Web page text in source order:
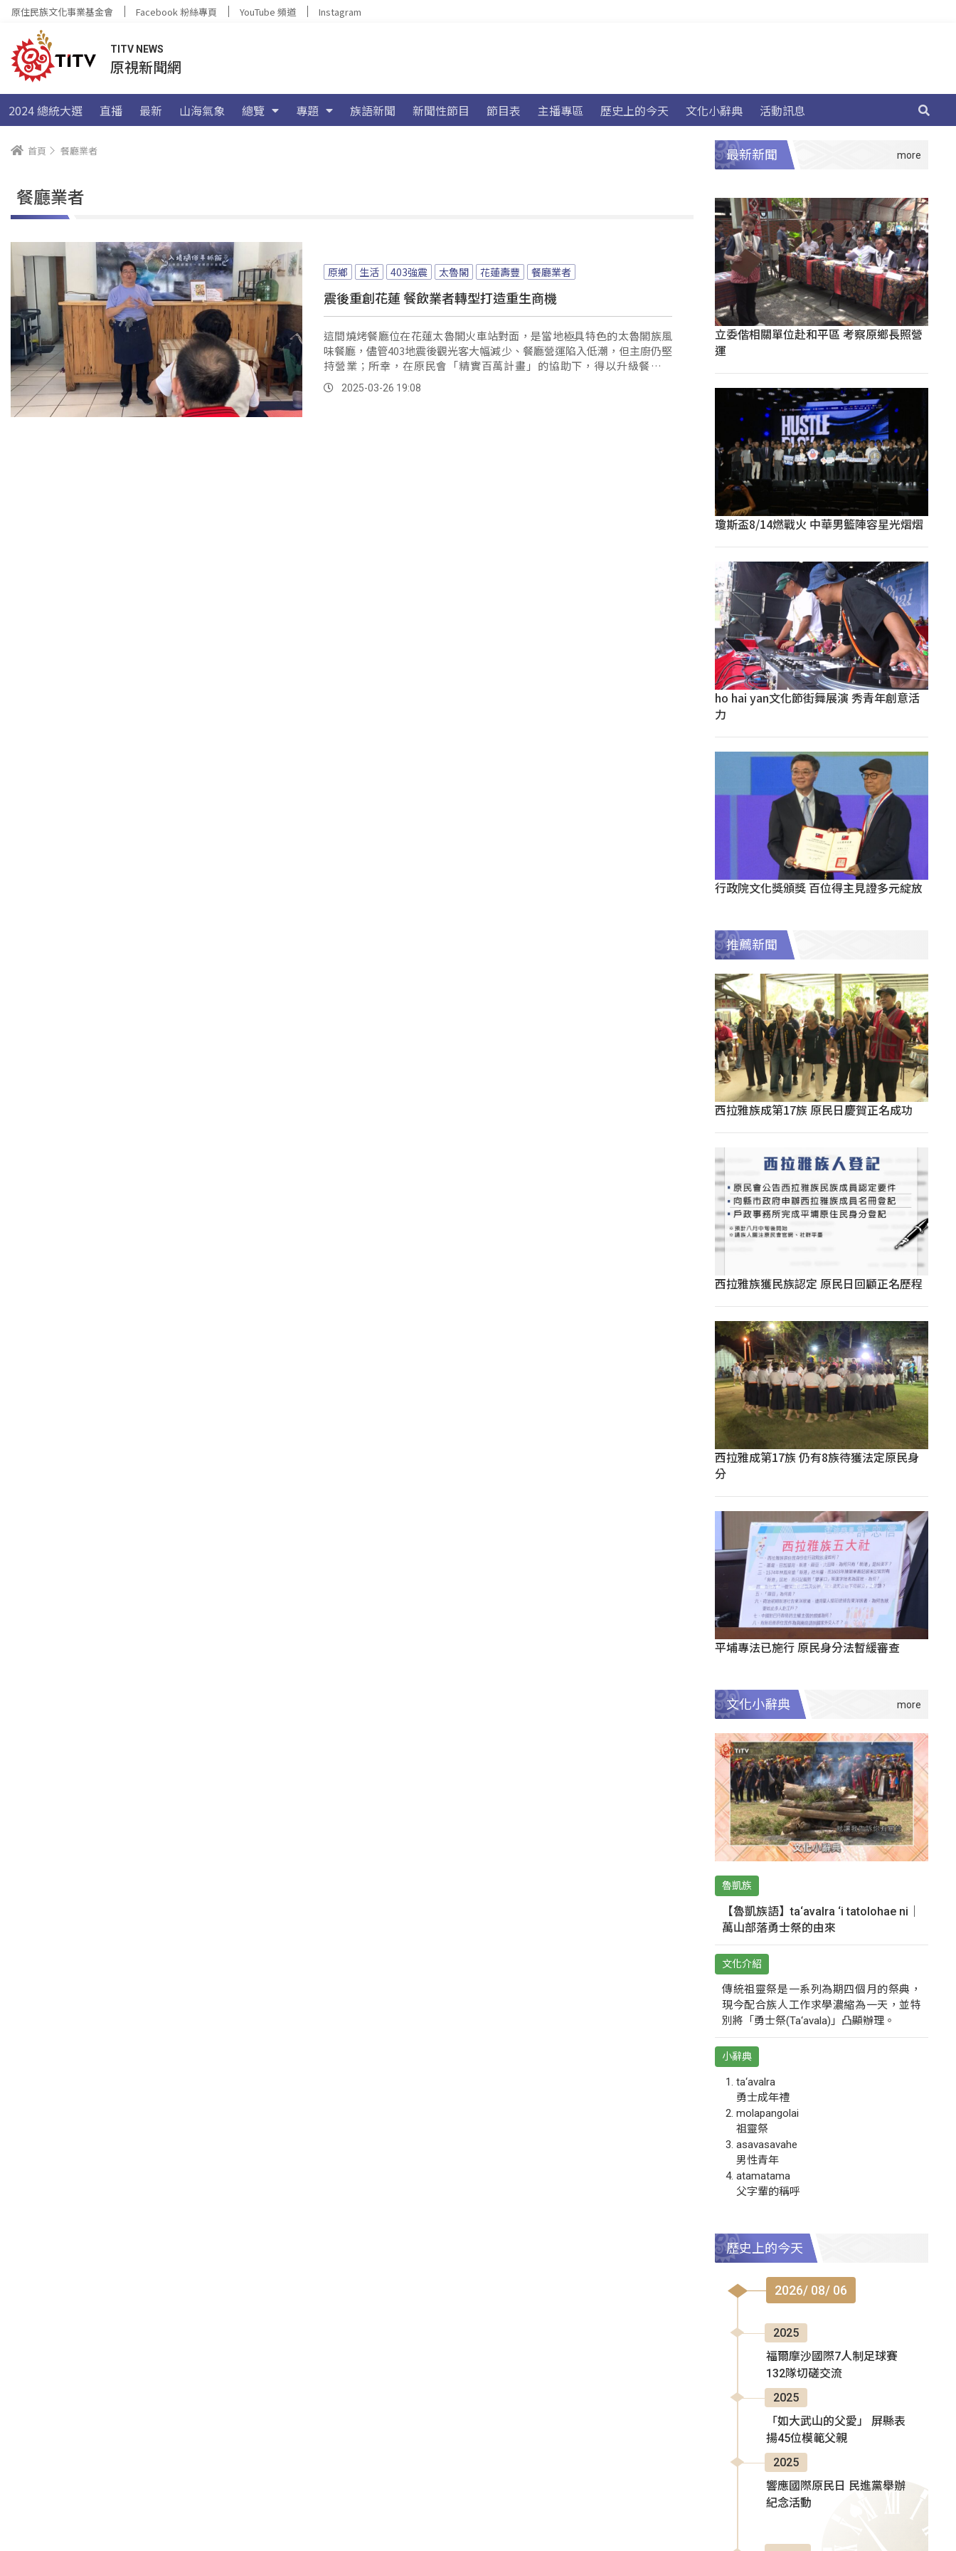
原住民族文化事業基金會 Facebook 粉絲專頁 YouTube 頻道 Instagram
TITV NEWS
原視新聞網
2024 總統大選 直播 最新 山海氣象 總覽 專題 族語新聞 新聞性節目 節目表 主播專區 歷史上的今天 文化小辭典 活動訊息
首頁 餐廳業者
餐廳業者
原鄉 生活 403強震 太魯閣 花蓮壽豐 餐廳業者
震後重創花蓮 餐飲業者轉型打造重生商機
這間燒烤餐廳位在花蓮太魯閣火車站對面，是當地極具特色的太魯閣族風
味餐廳，儘管403地震後觀光客大幅減少、餐廳營運陷入低潮，但主廚仍堅
持營業；所幸，在原民會「精實百萬計畫」的協助下，得以升級餐廳設
備、並投入料理研發。
2025-03-26 19:08
最新新聞
立委偕相關單位赴和平區 考察原鄉長照營
運
瓊斯盃8/14燃戰火 中華男籃陣容星光熠熠
ho hai yan文化節街舞展演 秀青年創意活
力
行政院文化獎頒獎 百位得主見證多元綻放
推薦新聞
西拉雅族成第17族 原民日慶賀正名成功
西拉雅族獲民族認定 原民日回顧正名歷程
西拉雅成第17族 仍有8族待獲法定原民身
分
平埔專法已施行 原民身分法暫緩審查
文化小辭典
魯凱族
【魯凱族語】ta‘avalra ‘i tatolohae ni｜
萬山部落勇士祭的由來
文化介紹
傳統祖靈祭是一系列為期四個月的祭典，
現今配合族人工作求學濃縮為一天，並特
別將「勇士祭(Ta‘avala)」凸顯辦理。
小辭典
ta‘avalra
勇士成年禮
molapangolai
祖靈祭
asavasavahe
男性青年
atamatama
父字輩的稱呼
歷史上的今天
2026/ 08/ 06
2025
福爾摩沙國際7人制足球賽
132隊切磋交流
2025
「如大武山的父愛」 屏縣表
揚45位模範父親
2025
響應國際原民日 民進黨舉辦
紀念活動